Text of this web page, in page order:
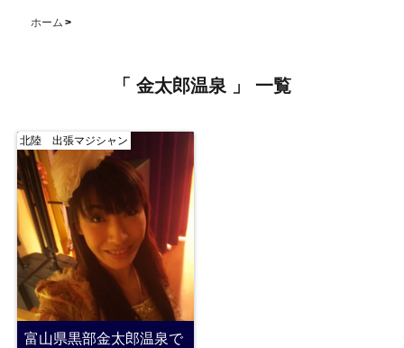
ホーム
「 金太郎温泉 」 一覧
北陸 出張マジシャン
富山県黒部金太郎温泉で